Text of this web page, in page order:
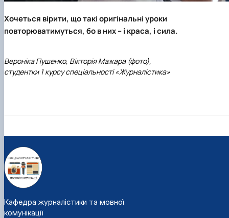
Хочеться вірити, що такі оригінальні уроки
повторюватимуться, бо в них – і краса, і сила.
Вероніка Пушенко, Вікторія Мажара (фото),
студентки 1 курсу спеціальності «Журналістика»
Кафедра журналістики та мовної
комунікації